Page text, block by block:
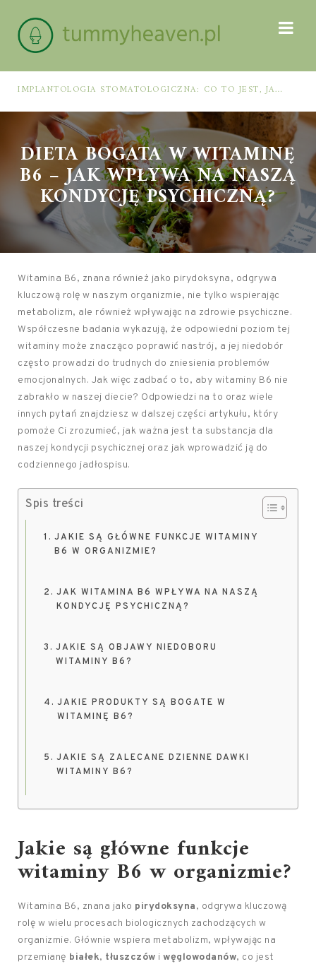
IMPLANTOLOGIA STOMATOLOGICZNA: CO TO JEST, JAK WYGLĄDA PROCES IMPLANTACJI I GOJENIA ORAZ DLA KOGO MA ZASTOSOWANIE
DIETA BOGATA W WITAMINĘ
B6 – JAK WPŁYWA NA NASZĄ
KONDYCJĘ PSYCHICZNĄ?
Witamina B6, znana również jako pirydoksyna, odgrywa
kluczową rolę w naszym organizmie, nie tylko wspierając
metabolizm, ale również wpływając na zdrowie psychiczne.
Współczesne badania wykazują, że odpowiedni poziom tej
witaminy może znacząco poprawić nastrój, a jej niedobór
często prowadzi do trudnych do zniesienia problemów
emocjonalnych. Jak więc zadbać o to, aby witaminy B6 nie
zabrakło w naszej diecie? Odpowiedzi na to oraz wiele
innych pytań znajdziesz w dalszej części artykułu, który
pomoże Ci zrozumieć, jak ważna jest ta substancja dla
naszej kondycji psychicznej oraz jak wprowadzić ją do
codziennego jadłospisu.
Spis treści
JAKIE SĄ GŁÓWNE FUNKCJE WITAMINY
B6 W ORGANIZMIE?
JAK WITAMINA B6 WPŁYWA NA NASZĄ
KONDYCJĘ PSYCHICZNĄ?
JAKIE SĄ OBJAWY NIEDOBORU
WITAMINY B6?
JAKIE PRODUKTY SĄ BOGATE W
WITAMINĘ B6?
JAKIE SĄ ZALECANE DZIENNE DAWKI
WITAMINY B6?
Jakie są główne funkcje
witaminy B6 w organizmie?
Witamina B6, znana jako pirydoksyna, odgrywa kluczową
rolę w wielu procesach biologicznych zachodzących w
organizmie. Głównie wspiera metabolizm, wpływając na
przemianę białek, tłuszczów i węglowodanów, co jest